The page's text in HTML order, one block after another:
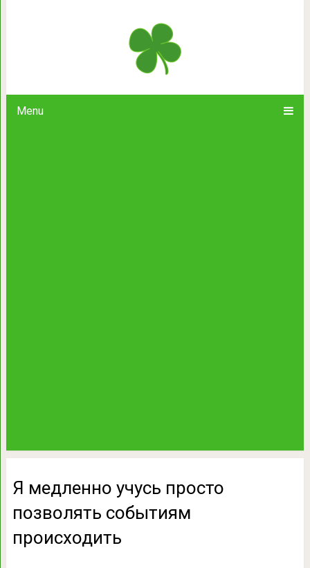
Menu
Я медленно учусь просто
Я медленно учусь просто
позволять событиям
происходить